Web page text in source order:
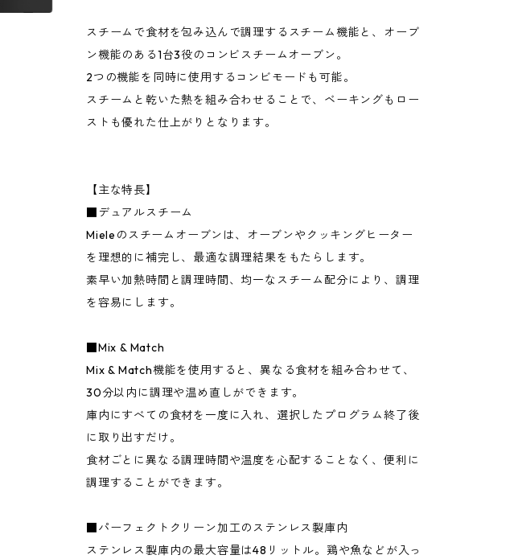
スチームで食材を包み込んで調理するスチーム機能と、オーブ
ン機能のある1台3役のコンビスチームオーブン。​
2つの機能を同時に使用するコンビモードも可能。​
スチームと乾いた熱を組み合わせることで、ベーキングもロー
ストも優れた仕上がりとなります。
【主な特長】
■デュアルスチーム
Mieleのスチームオーブンは、オーブンやクッキングヒーター
を理想的に補完し、最適な調理結果をもたらします。
素早い加熱時間と調理時間、均一なスチーム配分により、調理
を容易にします。
■Mix & Match
Mix & Match機能を使用すると、異なる食材を組み合わせて、
30分以内に調理や温め直しができます。
庫内にすべての食材を一度に入れ、選択したプログラム終了後
に取り出すだけ。
食材ごとに異なる調理時間や温度を心配することなく、便利に
調理することができます。
■パーフェクトクリーン加工のステンレス製庫内
ステンレス製庫内の最大容量は48リットル。鶏や魚などが入っ